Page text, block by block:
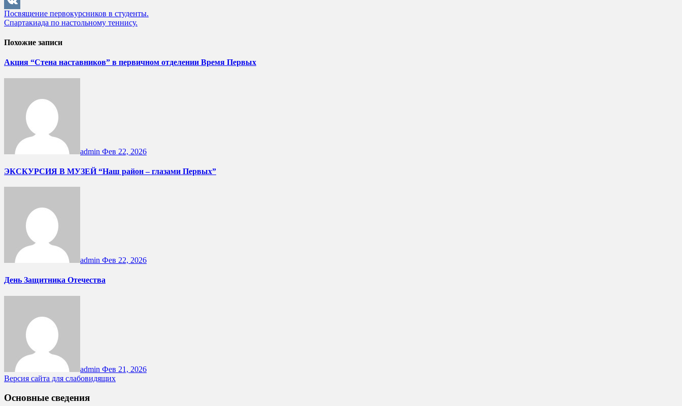
VK
Навигация
по
записям
Посвящение первокурсников в студенты.
Спартакиада по настольному теннису.
Похожие записи
Акция “Стена наставников” в первичном отделении Время Первых
admin Фев 22, 2026
ЭКСКУРСИЯ В МУЗЕЙ “Наш район – глазами Первых”
admin Фев 22, 2026
День Защитника Отечества
admin Фев 21, 2026
Версия сайта для слабовидящих
Основные сведения